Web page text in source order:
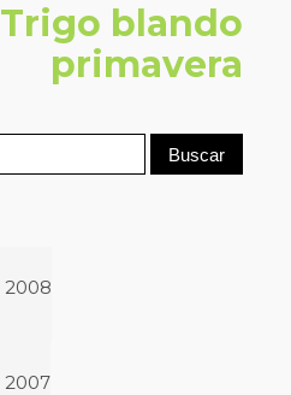
Trigo blando
primavera
2008
2007